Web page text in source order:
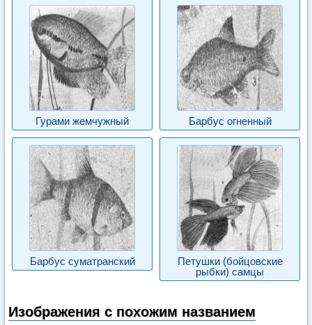
Гурами жемчужный Барбус огненный
Барбус суматранский
Петушки (бойцовские
рыбки) самцы
Изображения с похожим названием